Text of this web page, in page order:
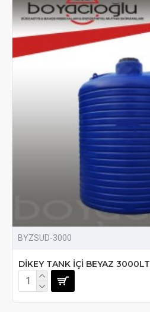
BYZSUD-3000
DİKEY TANK İÇİ BEYAZ 3000LT